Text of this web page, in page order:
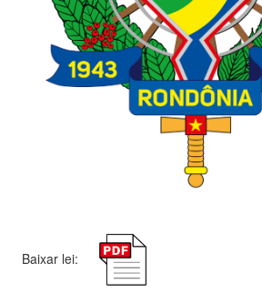
Baixar lei: